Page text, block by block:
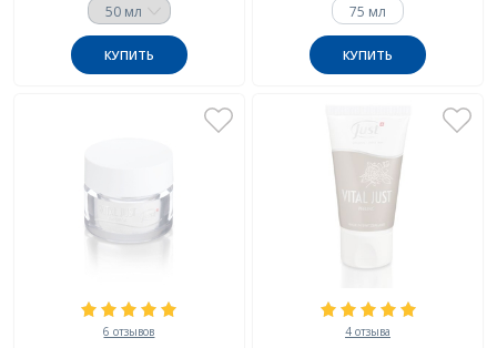
КУПИТЬ
75 мл
КУПИТЬ
6 отзывов 4 отзыва